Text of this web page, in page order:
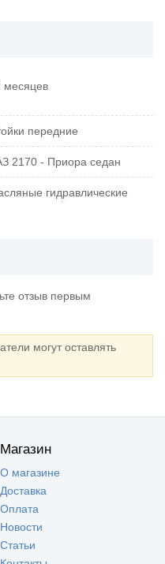
месяцев
передние
2170 - Приора седан
гидравлические
отзыв первым
могут оставлять
Магазин
О магазине
Доставка
Оплата
Новости
Статьи